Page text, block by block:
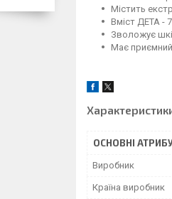
Містить
Вміст ДЕТА -
Зволожує
Має
ОСНОВНІ
Виробник
Країна виробник